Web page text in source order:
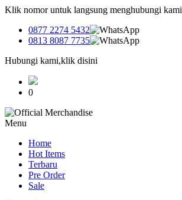
Klik nomor untuk langsung menghubungi kami
0877 2274 5432
0813 8087 7735
Hubungi kami,klik disini
0
Menu
Home
Hot Items
Terbaru
Pre Order
Sale